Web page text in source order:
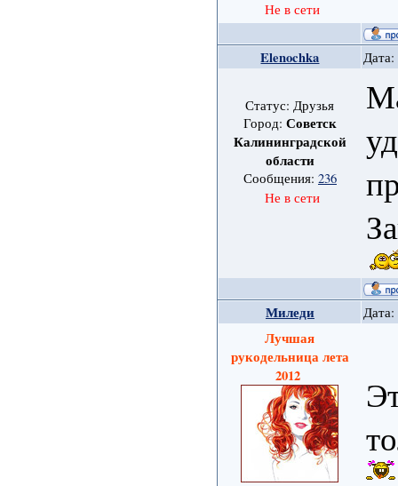
Не в сети
Elenochka
Статус: Друзья
Город: Советск
Калининградской
области
Сообщения: 236
Не в сети
Миледи Дата:
Лучшая
рукодельница лета
2012